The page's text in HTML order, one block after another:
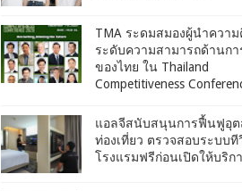
TMA ระดมสมองผู้นำควา
ระดับความสามารถด้านก
ของไทย ใน Thailand
Competitiveness
แอลจีสนับสนุนการฟื้นฟูอุต
ท่องเที่ยว ตรวจสอบระบบ
โรงแรมฟรีก่อนเปิดให้บริก